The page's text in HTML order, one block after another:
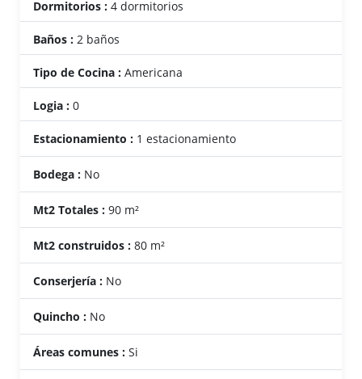
Dormitorios : 4 dormitorios
Baños : 2 baños
Tipo de Cocina : Americana
Logia : 0
Estacionamiento : 1 estacionamiento
Bodega : No
Mt2 Totales : 90 m²
Mt2 construidos : 80 m²
Conserjería : No
Quincho : No
Áreas comunes : Si